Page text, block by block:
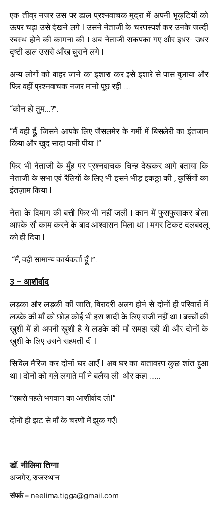
एक तीव्र नजर उस पर डाल प्रश्नवाचक मुद्रा में अपनी भृकुटियों को
ऊपर चढ़ा उसे देखने लगे I उसने नेताजी के चरणस्पर्श कर उनके जल्दी
स्वस्थ होने की कामना की I अब नेताजी सकपका गए और इधर- उधर
दृष्टी डाल उससे आँख चुराने लगे I
अन्य लोगों को बाहर जाने का इशारा कर इसे इशारे से पास बुलाया और
फिर वहीं प्रश्नवाचक नजर मानो पूछ रही ….
“कौन हो तुम…?”.
“मैं वही हूँ, जिसने आपके लिए जैसलमेर के गर्मी में बिसलेरी का इंतजाम
किया और खुद सादा पानी पीया I”
फिर भी नेताजी के मुँह पर प्रश्नवाचक चिन्ह देखकर आगे बताया कि
नेताजी के सभा एवं रैलियों के लिए भी इसने भीड़ इकठ्ठा की , कुर्सियों का
इंतज़ाम किया I
नेता के दिमाग की बत्ती फिर भी नहीं जली I कान में फुसफुसाकर बोला
आपके सौ काम करने के बाद आश्वासन मिला था I मगर टिकट दलबदलू
को ही दिया I
“मैं, वही सामान्य कार्यकर्ता हूँ I”.
3 – आशीर्वाद
लड़का और लड़की की जाति, बिरादरी अलग होने से दोनों ही परिवारों में
लडके की माँ को छोड़ कोई भी इस शादी के लिए राजी नहीं था I बच्चों की
ख़ुशी में ही अपनी ख़ुशी है ये लडके की माँ समझ रही थी और दोनों के
ख़ुशी के लिए उसने सहमती दी I
सिविल मैरिज कर दोनों घर आएँ I अब घर का वातावरण कुछ शांत हुआ
था I दोनों को गले लगाते माँ ने बलैया ली और कहा ……
“सबसे पहले भगवान का आशीर्वाद लोI”
दोनों ही झट से माँ के चरणों में झुक गएँI
डॉ. नीलिमा तिग्गा
अजमेर, राजस्थान
संपर्क – neelima.tigga@gmail.com